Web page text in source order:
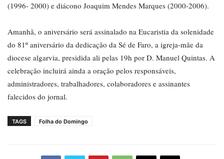
(1996- 2000) e diácono Joaquim Mendes Marques (2000-2006).
Amanhã, o aniversário será assinalado na Eucaristia da solenidade
do 81º aniversário da dedicação da Sé de Faro, a igreja-mãe da
diocese algarvia, presidida ali pelas 19h por D. Manuel Quintas. A
celebração incluirá ainda a oração pelos responsáveis,
administradores, trabalhadores, colaboradores e assinantes
falecidos do jornal.
TAGS Folha do Domingo